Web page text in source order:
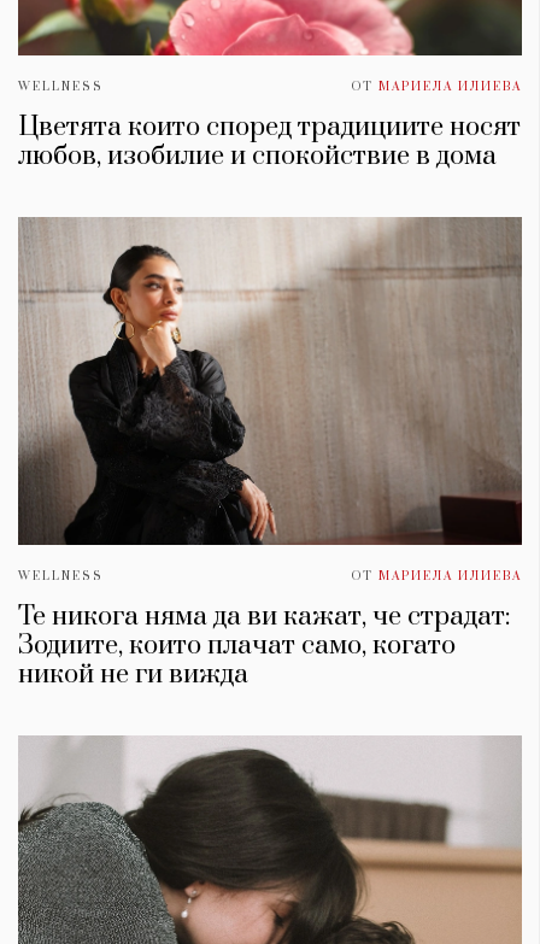
WELLNESS ОТ МАРИЕЛА ИЛИЕВА
Цветята които според традициите носят
любов, изобилие и спокойствие в дома
WELLNESS ОТ МАРИЕЛА ИЛИЕВА
Те никога няма да ви кажат, че страдат:
Зодиите, които плачат само, когато
никой не ги вижда